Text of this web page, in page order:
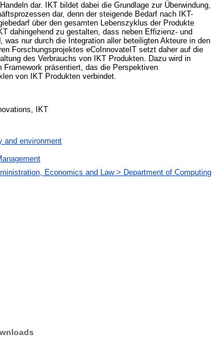
dar. IKT bildet dabei die Grundlage zur Überwindung,
dar, denn der steigende Bedarf nach IKT-
über den gesamten Lebenszyklus der Produkte
dahingehend zu gestalten, dass neben Effizienz- und
nur durch die Integration aller beteiligten Akteure in den
Forschungsprojektes eCoInnovateIT setzt daher auf die
des Verbrauchs von IKT Produkten. Dazu wird in
präsentiert, das die Perspektiven
von IKT Produkten verbindet.
IKT
and environment
Economics and Law > Department of Computing